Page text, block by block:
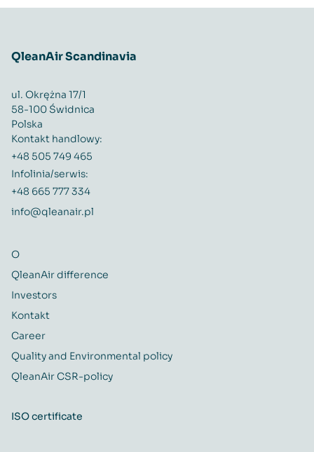
QleanAir Scandinavia
ul. Okrężna 17/1
58-100 Świdnica
Polska
Kontakt handlowy:
+48 505 749 465
Infolinia/serwis:
+48 665 777 334
info@qleanair.pl
O
QleanAir difference
Investors
Kontakt
Career
Quality and Environmental policy
QleanAir CSR-policy
ISO certificate